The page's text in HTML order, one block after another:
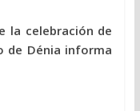
la celebración de
de Dénia informa